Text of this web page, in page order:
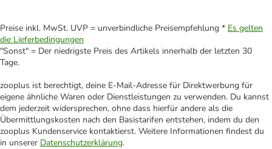
Preise inkl. MwSt. UVP = unverbindliche Preisempfehlung * Es gelten
die Lieferbedingungen
"Sonst" = Der niedrigste Preis des Artikels innerhalb der letzten 30
Tage.
zooplus ist berechtigt, deine E-Mail-Adresse für Direktwerbung für
eigene ähnliche Waren oder Dienstleistungen zu verwenden. Du kannst
dem jederzeit widersprechen, ohne dass hierfür andere als die
Übermittlungskosten nach den Basistarifen entstehen, indem du den
zooplus Kundenservice kontaktierst. Weitere Informationen findest du
in unserer Datenschutzerklärung.